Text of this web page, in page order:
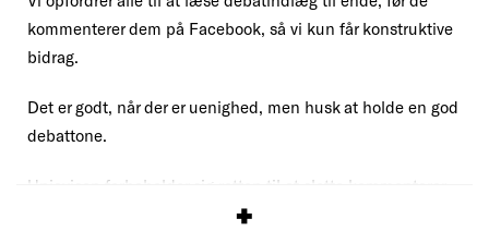
kommenterer dem på Facebook, så vi kun får konstruktive
bidrag.
Det er godt, når der er uenighed, men husk at holde en god
debattone.
Uniavisen forbeholder sig retten til at slette kommentarer,
debatregler